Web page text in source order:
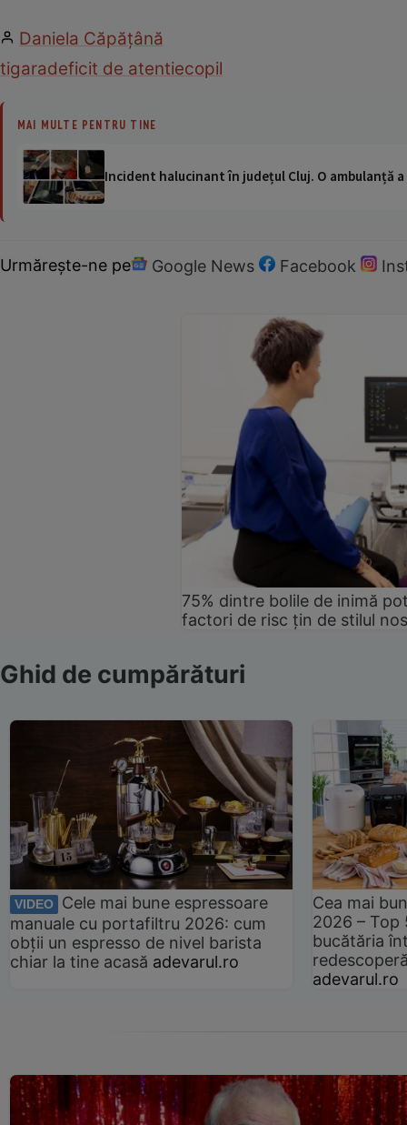
Daniela Căpăţână
tigaradeficit de atentiecopil
MAI MULTE PENTRU TINE
Incident halucinant în județul Cluj. O ambulanță
Urmărește-ne pe Google News Facebook
75% dintre bolile de inimă
factori de risc țin de stilul
Ghid de cumpărături
VIDEO
Cele mai bune espressoare
manuale cu portafiltru 2026: cum
obții un espresso de nivel barista
chiar la tine acasă adevarul.ro
Cea mai
2026 –
bucătăria
adevarul.ro